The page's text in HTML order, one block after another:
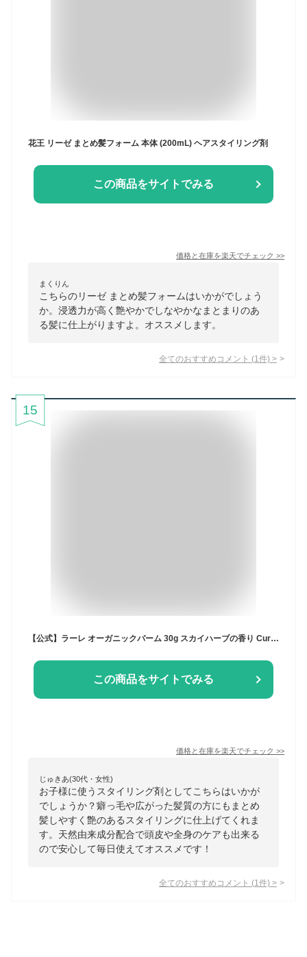
花王 リーゼ まとめ髪フォーム 本体 (200mL) ヘアスタイリング剤
この商品をサイトでみる
価格と在庫を楽天でチェック >>
まくりん
こちらのリーゼ まとめ髪フォームはいかがでしょう
か。浸透力が高く艶やかでしなやかなまとまりのあ
る髪に仕上がりますよ。オススメします。
全てのおすすめコメント (1 件) >
15
【公式】ラーレ オーガニックバーム 30g スカイハーブの香り Cure Laret ヘアバーム ヘアワックス スタイリング剤 濡れ髪 ツヤ感 束感 まとめ髪 巻き髪 ヘアアレンジ マルチバーム 髪・顔・手OK ナチュラルオーガニック
この商品をサイトでみる
価格と在庫を楽天でチェック >>
じゅきあ(30代・女性)
お子様に使うスタイリング剤としてこちらはいかが
でしょうか？癖っ毛や広がった髪質の方にもまとめ
髪しやすく艶のあるスタイリングに仕上げてくれま
す。天然由来成分配合で頭皮や全身のケアも出来る
ので安心して毎日使えてオススメです！
全てのおすすめコメント (1 件) >